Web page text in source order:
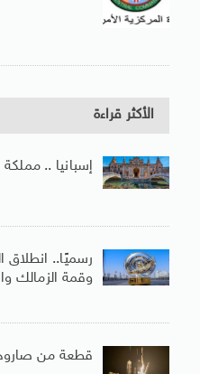
الأكثر قراءة
إسبانيا .. مملكة
وقمة الزمالك والأهلى
قطعة من